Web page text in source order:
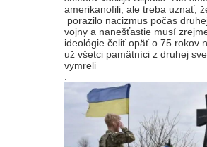
amerikanofili, ale treba uznať,
porazilo nacizmus počas
vojny a nanešťastie musí
ideológie čeliť opäť o 75 rokov
už všetci pamätníci z druhej
vymreli
.